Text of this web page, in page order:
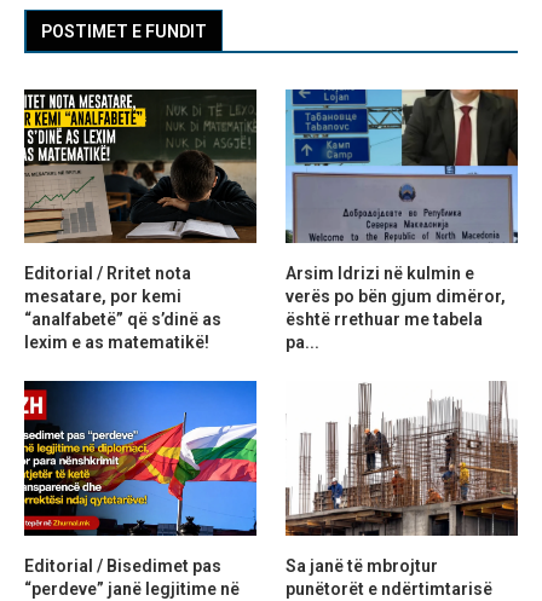
POSTIMET E FUNDIT
Editorial / Rritet nota
mesatare, por kemi
“analfabetë” që s’dinë as
lexim e as matematikë!
Arsim Idrizi në kulmin e
verës po bën gjum dimëror,
është rrethuar me tabela
pa...
Editorial / Bisedimet pas
“perdeve” janë legjitime në
Sa janë të mbrojtur
punëtorët e ndërtimtarisë